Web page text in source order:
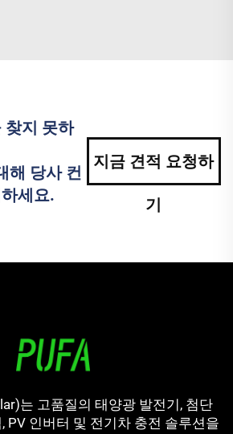
찾지 못하
해 당사 컨
세요.
지금 견적 요청하
기
는 고품질의 태양광 발전기, 첨단
PV 인버터 및 전기차 충전 솔루션을